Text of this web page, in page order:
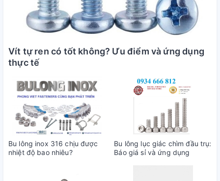
Vít tự ren có tốt không? Ưu điểm và ứng dụng
thực tế
Bu lông inox 316 chịu được
nhiệt độ bao nhiêu?
Bu lông lục giác chìm đầu trụ:
Báo giá sỉ và ứng dụng